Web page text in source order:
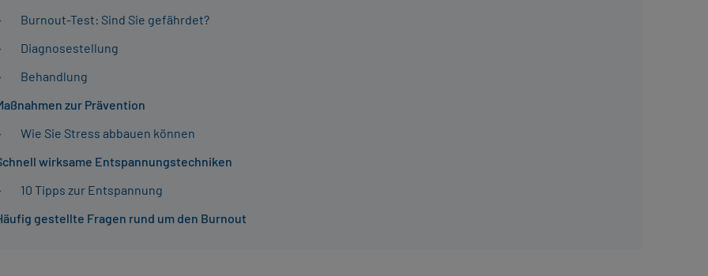
Burnout-Test: Sind Sie gefährdet?
Diagnosestellung
Behandlung
zur Prävention
Wie Sie Stress abbauen können
wirksame Entspannungstechniken
10 Tipps zur Entspannung
gestellte Fragen rund um den Burnout